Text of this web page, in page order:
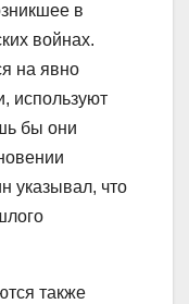
в
войнах.
на явно
используют
бы они
указывал, что
также